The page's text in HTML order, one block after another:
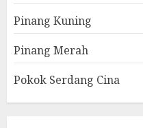
Pinang Kuning
Pinang Merah
Pokok Serdang Cina